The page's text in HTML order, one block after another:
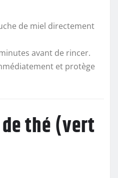
de miel directement
avant de rincer.
et protège
thé (vert